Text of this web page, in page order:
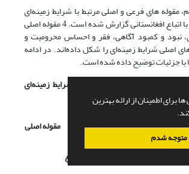
برای اطمینان از ارائه بهترین
متوجه شدم
مفاهیم، مقوله های فرعی و اصلی مرتبط با شرایط زمینه‌ای
ازدواج زنان ایرانی با اتباع افغانستانی گزارش شده است. 4 مقوله اصلی
نبود و کمبود آگاهی، فقر و احساس محرومیت و
اصلی شرایط زمینه‌ای را شکل داده‌اند. در ادامه
با جزئیات توضیح داده شده است.
مقوله‌های فرعی و مقوله‌های اصلی شرایط زمینه‌ای
اتباع
فرعی
مقوله اصلی
خانواده شلوغ